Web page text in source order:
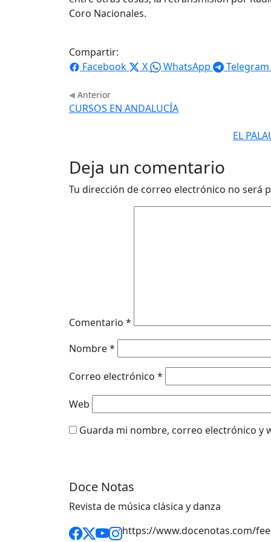
Coro Nacionales.
Compartir:
Facebook
X WhatsApp Telegram
Anterior
CURSOS EN ANDALUCÍA
EL
Deja un comentario
Tu dirección de correo electrónico no será
Comentario *
Nombre*
Correo electrónico *
Web
Guarda mi nombre, correo electrónico y
Doce Notas
Revista de música clásica y danza
https://www.docenotas.com/